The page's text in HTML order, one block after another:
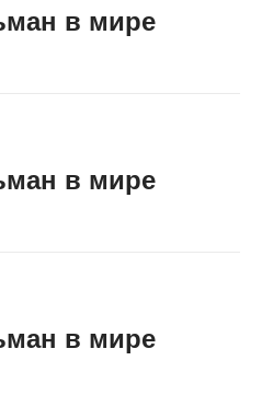
в мире
в мире
в мире